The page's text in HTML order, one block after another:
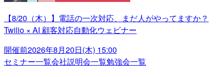
【8/20（木）】電話の一次対応、まだ人がやってますか？
Twilio × AI 顧客対応自動化ウェビナー
開催前2026年8月20日(木) 15:00
セミナー一覧会社説明会一覧勉強会一覧